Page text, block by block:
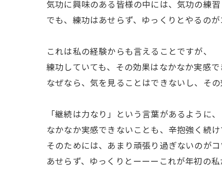
気功に興味のある皆様の中には、気功の練
でも、練功はあせらず、ゆっくりとやるのが
これは私の経験からも言えることですが、
練功していても、その効果はなかなか実感で
なぜなら、気を見ることはできないし、そ
「継続は力なり」という言葉があるように、
なかなか実感できないことも、辛抱強く続け
そのためには、あまり頑張り過ぎないのがコ
あせらず、ゆっくりとーーーこれが年初の私